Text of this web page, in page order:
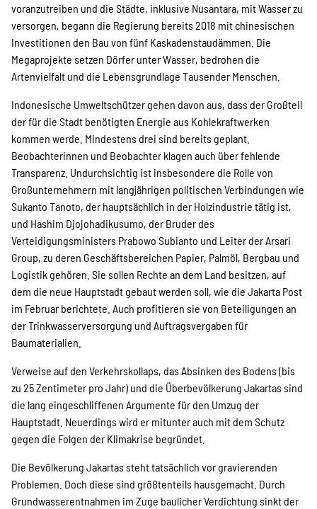
voran­zutreiben und die Städte, inklusive Nusantara, mit Wasser zu
versorgen, begann die Regierung bereits 2018 mit chinesischen
Investitionen den Bau von fünf Kaskadenstaudämmen. Die
Megaprojekte setzen Dörfer unter Wasser, bedrohen die
Artenvielfalt und die Lebensgrundlage Tausender Menschen.
Indonesische Umweltschützer gehen davon aus, dass der Großteil
der für die Stadt benötigten Energie aus Kohlekraftwerken
kommen werde. Mindestens drei sind bereits geplant.
Beobachterinnen und Beobachter klagen auch über fehlende
Transparenz. Undurchsichtig ist insbesondere die Rolle von
Großunternehmern mit langjährigen politischen Verbindungen wie
Sukanto Tanoto, der hauptsächlich in der Holzindustrie tätig ist,
und Hashim Djojohadikusumo, der Bruder des
Verteidigungsministers Prabowo Subianto und Leiter der Arsari
Group, zu deren Geschäftsbereichen Papier, Palmöl, Bergbau und
Logistik gehören. Sie sollen Rechte an dem Land besitzen, auf
dem die neue Hauptstadt gebaut werden soll, wie die Jakarta Post
im Februar berichtete. Auch profitieren sie von Beteiligungen an
der Trinkwasserversorgung und Auftragsvergaben für
Baumaterialien.
Verweise auf den Verkehrskollaps, das Absinken des Bodens (bis
zu 25 Zentimeter pro Jahr) und die Überbevölkerung Jakartas sind
die lang eingeschliffenen Argumente für den Umzug der
Hauptstadt. Neuerdings wird er mitunter auch mit dem Schutz
gegen die Folgen der Klimakrise begründet.
Die Bevölkerung Jakartas steht tatsächlich vor gravierenden
Problemen. Doch diese sind größtenteils hausgemacht. Durch
Grundwasserentnahmen im Zuge baulicher Verdichtung sinkt der